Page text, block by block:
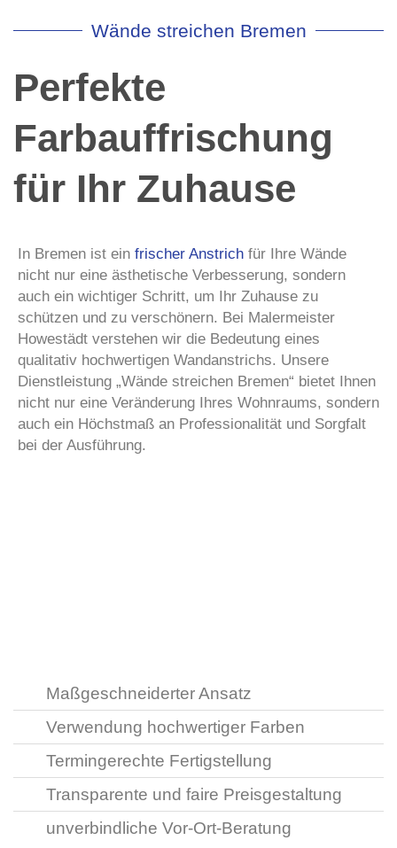
Wände streichen Bremen
Perfekte
Farbauffrischung
für Ihr Zuhause
In Bremen ist ein frischer Anstrich für Ihre Wände
nicht nur eine ästhetische Verbesserung, sondern
auch ein wichtiger Schritt, um Ihr Zuhause zu
schützen und zu verschönern. Bei Malermeister
Howestädt verstehen wir die Bedeutung eines
qualitativ hochwertigen Wandanstrichs. Unsere
Dienstleistung „Wände streichen Bremen“ bietet Ihnen
nicht nur eine Veränderung Ihres Wohnraums, sondern
auch ein Höchstmaß an Professionalität und Sorgfalt
bei der Ausführung.
Maßgeschneiderter Ansatz
Verwendung hochwertiger Farben
Termingerechte Fertigstellung
Transparente und faire Preisgestaltung
unverbindliche Vor-Ort-Beratung